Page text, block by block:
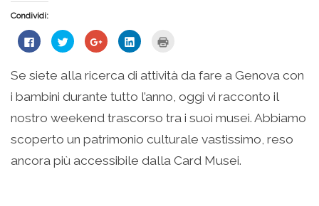
Condividi:
Fai
clic
su
Facebook
(Si
apre
una
nuova
finestra)
Fai
clic
condividere
su
Twitter
(Si
in
una
finestra)
Fai
clic
condividere
su
Google+
(Si
in
una
nuova
finestra)
Fai
clic
condividere
su
LinkedIn
(Si
in
una
finestra)
stampare
(Si
in
nuova
finestra)
Se siete alla ricerca di attività da fare a Genova con
i bambini durante tutto l’anno, oggi vi racconto il
nostro weekend trascorso tra i suoi musei. Abbiamo
scoperto un patrimonio culturale vastissimo, reso
ancora più accessibile dalla Card Musei.